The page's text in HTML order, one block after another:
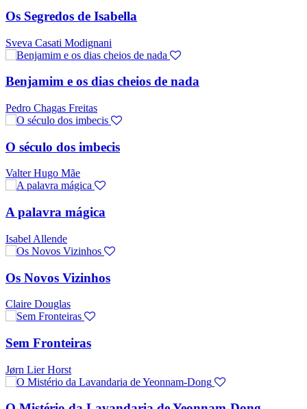
Os Segredos de Isabella
Sveva Casati Modignani
Benjamim e os dias cheios de nada
Pedro Chagas Freitas
O século dos imbecis
Valter Hugo Mãe
A palavra mágica
Isabel Allende
Os Novos Vizinhos
Claire Douglas
Sem Fronteiras
Jørn Lier Horst